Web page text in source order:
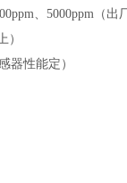
、5000ppm（
）
器性能定）